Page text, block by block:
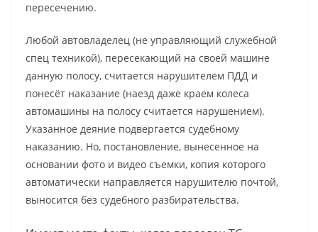
пересечению.
Любой автовладелец (не управляющий служебной
спец техникой), пересекающий на своей машине
данную полосу, считается нарушителем ПДД и
понесёт наказание (наезд даже краем колеса
автомашины на полосу считается нарушением).
Указанное деяние подвергается судебному
наказанию. Но, постановление, вынесенное на
основании фото и видео съемки, копия которого
автоматически направляется нарушителю почтой,
выносится без судебного разбирательства.